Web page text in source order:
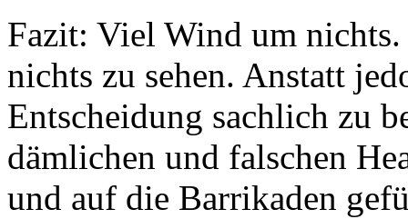
Fazit: Viel Wind um
nichts zu sehen. Anstatt
Entscheidung sachlich zu
dämlichen und falschen
und auf die Barrikaden